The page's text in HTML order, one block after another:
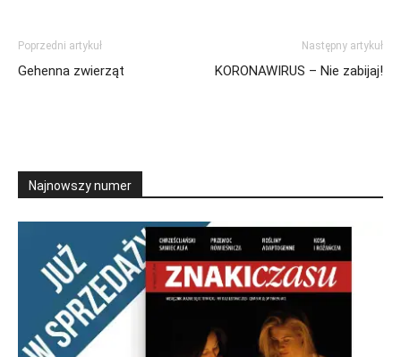
Poprzedni artykuł
Gehenna zwierząt
Następny artykuł
KORONAWIRUS – Nie zabijaj!
Najnowszy numer